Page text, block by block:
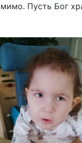
Пусть Бог